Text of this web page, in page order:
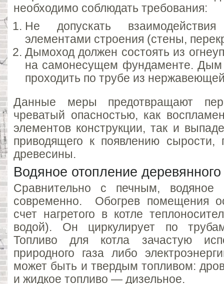
необходимо соблюдать требования:
Не допускать
элементами строения (стены,
Дымоход должен состоять из
на самонесущем фундаменте. Дым
проходить по трубе из
Данные меры предотвращают
чреватый опасностью, как
элементов конструкции, так и
приводящего к появлению сырости,
древесины.
Водяное отопление
Сравнительно с печным, водяное
современно. Обогрев помещения
счет нагретого в котле
водой). Он циркулирует по
Топливо для котла зачастую
природного газа либо
может быть и твердым топливом:
и жидкое топливо — дизельное.